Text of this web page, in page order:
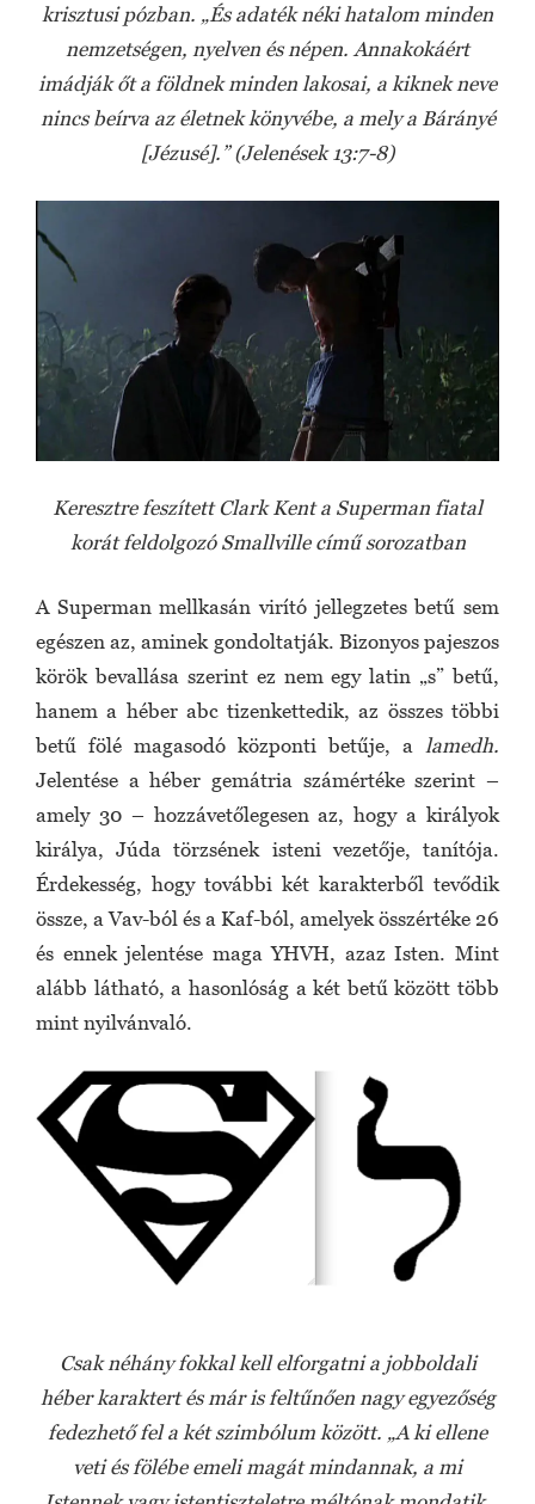
krisztusi pózban. „És adaték néki hatalom minden
nemzetségen, nyelven és népen. Annakokáért
imádják őt a földnek minden lakosai, a kiknek neve
nincs beírva az életnek könyvébe, a mely a Bárányé
[Jézusé].” (Jelenések 13:7-8)
Keresztre feszített Clark Kent a Superman fiatal
korát feldolgozó Smallville című sorozatban
A Superman mellkasán virító jellegzetes betű sem
egészen az, aminek gondoltatják. Bizonyos pajeszos
körök bevallása szerint ez nem egy latin „s” betű,
hanem a héber abc tizenkettedik, az összes többi
betű fölé magasodó központi betűje, a lamedh.
Jelentése a héber gemátria számértéke szerint –
amely 30 – hozzávetőlegesen az, hogy a királyok
királya, Júda törzsének isteni vezetője, tanítója.
Érdekesség, hogy további két karakterből tevődik
össze, a Vav-ból és a Kaf-ból, amelyek összértéke 26
és ennek jelentése maga YHVH, azaz Isten. Mint
alább látható, a hasonlóság a két betű között több
mint nyilvánvaló.
Csak néhány fokkal kell elforgatni a jobboldali
héber karaktert és már is feltűnően nagy egyezőség
fedezhető fel a két szimbólum között. „A ki ellene
veti és fölébe emeli magát mindannak, a mi